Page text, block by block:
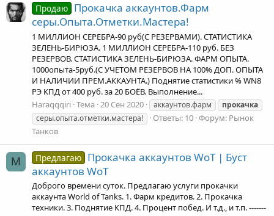
Продаю Прокачка аккаунтов.Фарм
серы.Опыта.Отметки.Мастера!
1 МИЛЛИОН СЕРЕБРА-90 руб(С РЕЗЕРВАМИ). СТАТИСТИКА
ЗЕЛЕНЬ-БИРЮЗА. 1 МИЛЛИОН СЕРЕБРА-110 руб. БЕЗ
РЕЗЕРВОВ. СТАТИСТИКА ЗЕЛЕНЬ-БИРЮЗА. ФАРМ ОПЫТА.
1000опыта-5руб.(С УЧЕТОМ РЕЗЕРВОВ НА 100% ДОП. ОПЫТА
И НАЛИЧИИ ПРЕМ.АККАУНТА.) Поднятие статистики % WN8
РЭ КПД от 400 руб. за 20 БОЁВ. Выполнение...
Haraqqqiri Тема 20 Сен 2020 аккаунтов.фарм
прокачка
серы.опыта.отметки.мастера!
Ответы: 10 Форум: Рынок
Танков
M Предлагаю Прокачка аккаунтов WoT | Буст
аккаунтов WoT
Доброго времени суток. Предлагаю услуги прокачки
аккаунта World of Tanks. 1. Фарм кредитов. 2. Прокачка
техники. 3. Поднятие КПД. 4. Процент побед. И т.д., и т.п. -------